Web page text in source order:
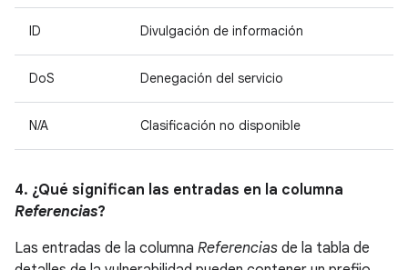
ID Divulgación de información
DoS Denegación del servicio
N/A Clasificación no disponible
4. ¿Qué significan las entradas en la columna
Referencias?
Las entradas de la columna Referencias de la tabla de